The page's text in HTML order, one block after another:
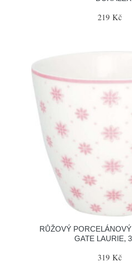
219 Kč
RŮŽOVÝ
GATE LAURIE,
319 Kč